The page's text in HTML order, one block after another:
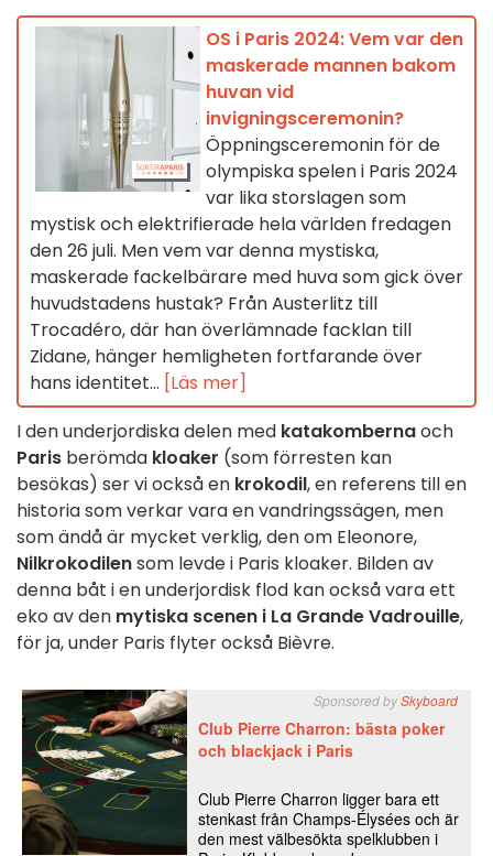
OS i Paris 2024: Vem var den
maskerade mannen bakom
huvan vid
invigningsceremonin?
Öppningsceremonin för de
olympiska spelen i Paris 2024
var lika storslagen som
mystisk och elektrifierade hela världen fredagen
den 26 juli. Men vem var denna mystiska,
maskerade fackelbärare med huva som gick över
huvudstadens hustak? Från Austerlitz till
Trocadéro, där han överlämnade facklan till
Zidane, hänger hemligheten fortfarande över
hans identitet... [Läs mer]
I den underjordiska delen med katakombernaoch
Paris berömda kloaker (som förresten kan
besökas) ser vi också en krokodil, en referens till en
historia som verkar vara en vandringssägen, men
som ändå är mycket verklig, den om Eleonore,
Nilkrokodilensom levde i Paris kloaker. Bilden av
denna båt i en underjordisk flod kan också vara ett
eko av den mytiska scenen i La Grande Vadrouille,
för ja, under Paris flyter också Bièvre.